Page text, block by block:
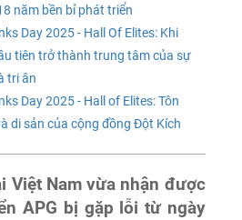
năm bền bỉ phát triển
Day 2025 - Hall Of Elites: Khi
tiên trở thành trung tâm của sự
tri ân
Day 2025 - Hall of Elites: Tôn
di sản của cộng đồng Đột Kích
Việt Nam vừa nhận được
APG bị gặp lỗi từ ngày